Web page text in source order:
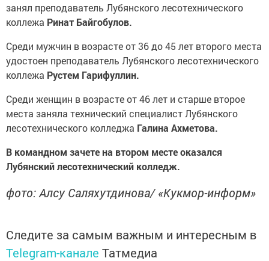
занял преподаватель Лубянского лесотехнического
коллежа Ринат Байгобулов.
Среди мужчин в возрасте от 36 до 45 лет второго места
удостоен преподаватель Лубянского лесотехнического
коллежа Рустем Гарифуллин.
Среди женщин в возрасте от 46 лет и старше второе
места заняла технический специалист Лубянского
лесотехнического колледжа Галина Ахметова.
В командном зачете на втором месте оказался
Лубянский лесотехнический колледж.
фото: Алсу Саляхутдинова/ «Кукмор-информ»
Следите за самым важным и интересным в
Telegram-канале Татмедиа